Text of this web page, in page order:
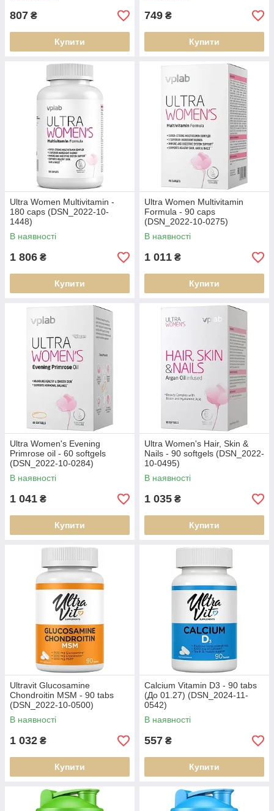
807 ₴
Купити
749 ₴
Купити
Ultra Women Multivitamin -
180 caps (DSN_2022-10-
1448)
В наявності
1 806 ₴
Купити
Ultra Women Multivitamin
Formula - 90 caps
(DSN_2022-10-0275)
В наявності
1 011 ₴
Купити
Ultra Women's Evening
Primrose oil - 60 softgels
(DSN_2022-10-0284)
В наявності
1 041 ₴
Купити
Ultra Women's Hair, Skin &
Nails - 90 softgels (DSN_2022-
10-0495)
В наявності
1 035 ₴
Купити
Ultravit Glucosamine
Chondroitin MSM - 90 tabs
(DSN_2022-10-0500)
В наявності
1 032 ₴
Купити
Calcium Vitamin D3 - 90 tabs
(До 01.27) (DSN_2024-11-
0542)
В наявності
557 ₴
Купити